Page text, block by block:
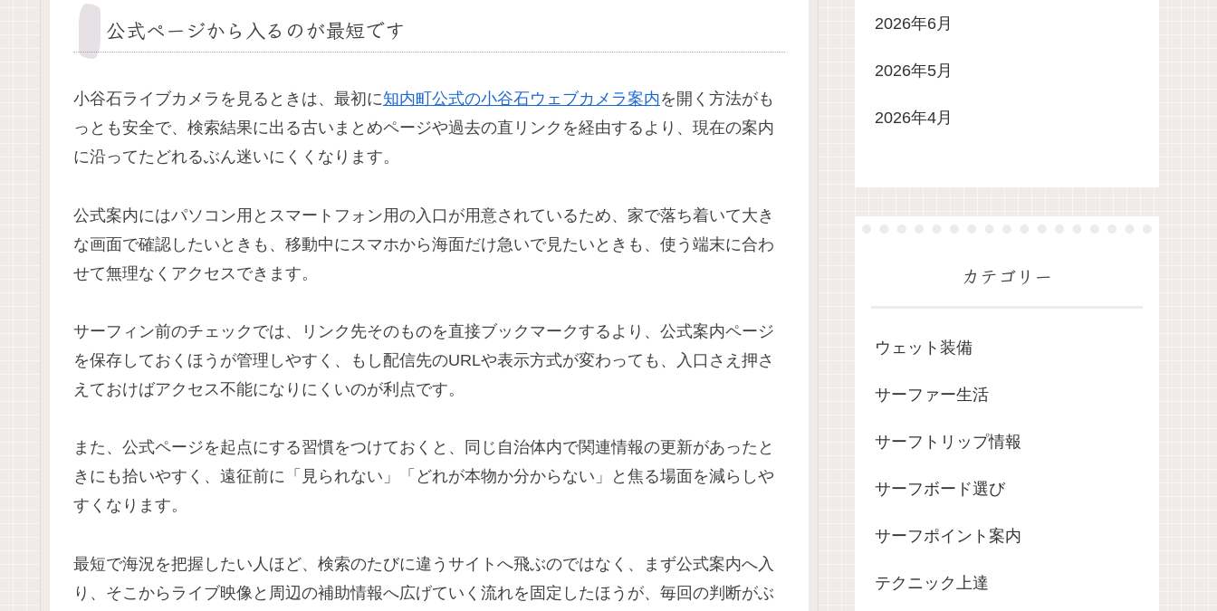
公式ページから入るのが最短です
小谷石ライブカメラを見るときは、最初に知内町公式の小谷石ウェブカメラ案内を開く方法がも
っとも安全で、検索結果に出る古いまとめページや過去の直リンクを経由するより、現在の案内
に沿ってたどれるぶん迷いにくくなります。
公式案内にはパソコン用とスマートフォン用の入口が用意されているため、家で落ち着いて大き
な画面で確認したいときも、移動中にスマホから海面だけ急いで見たいときも、使う端末に合わ
せて無理なくアクセスできます。
サーフィン前のチェックでは、リンク先そのものを直接ブックマークするより、公式案内ページ
を保存しておくほうが管理しやすく、もし配信先のURLや表示方式が変わっても、入口さえ押さ
えておけばアクセス不能になりにくいのが利点です。
また、公式ページを起点にする習慣をつけておくと、同じ自治体内で関連情報の更新があったと
きにも拾いやすく、遠征前に「見られない」「どれが本物か分からない」と焦る場面を減らしや
すくなります。
最短で海況を把握したい人ほど、検索のたびに違うサイトへ飛ぶのではなく、まず公式案内へ入
り、そこからライブ映像と周辺の補助情報へ広げていく流れを固定したほうが、毎回の判断がぶ
2026年6月
2026年5月
2026年4月
カテゴリー
ウェット装備
サーファー生活
サーフトリップ情報
サーフボード選び
サーフポイント案内
テクニック上達